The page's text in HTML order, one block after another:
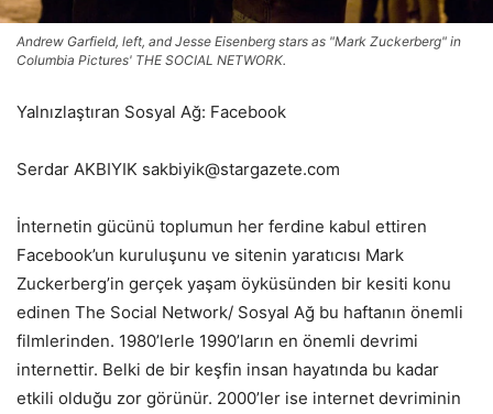
Andrew Garfield, left, and Jesse Eisenberg stars as "Mark Zuckerberg" in
Columbia Pictures' THE SOCIAL NETWORK.
Yalnızlaştıran Sosyal Ağ: Facebook
Serdar AKBIYIK sakbiyik@stargazete.com
İnternetin gücünü toplumun her ferdine kabul ettiren
Facebook’un kuruluşunu ve sitenin yaratıcısı Mark
Zuckerberg’in gerçek yaşam öyküsünden bir kesiti konu
edinen The Social Network/ Sosyal Ağ bu haftanın önemli
filmlerinden. 1980’lerle 1990’ların en önemli devrimi
internettir. Belki de bir keşfin insan hayatında bu kadar
etkili olduğu zor görünür. 2000’ler ise internet devriminin